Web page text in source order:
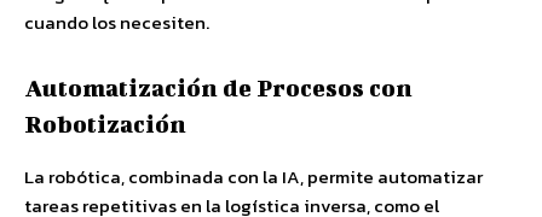
cuando los necesiten.
Automatización de Procesos con
Robotización
La robótica, combinada con la IA, permite automatizar
tareas repetitivas en la logística inversa, como el